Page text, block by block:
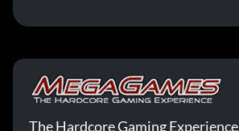
The Hardcore Gaming Experience